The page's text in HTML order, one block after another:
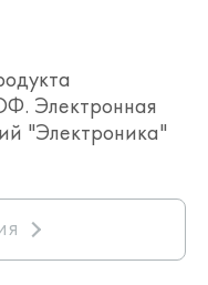
Электронная
"Электроника"